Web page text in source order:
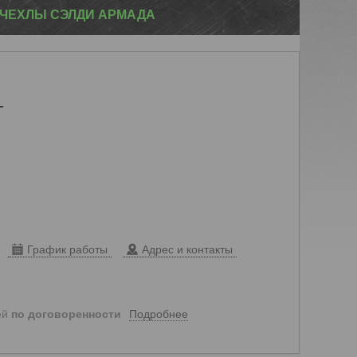
СЭЛДИ АРМАДА
График работы Адрес и контакты
по договоренности Подробнее